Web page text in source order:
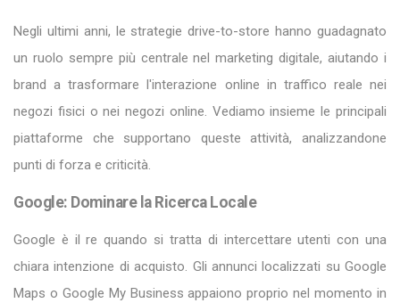
Negli ultimi anni, le strategie drive-to-store hanno guadagnato
un ruolo sempre più centrale nel marketing digitale, aiutando i
brand a trasformare l'interazione online in traffico reale nei
negozi fisici o nei negozi online. Vediamo insieme le principali
piattaforme che supportano queste attività, analizzandone
punti di forza e criticità.
Google: Dominare la Ricerca Locale
Google è il re quando si tratta di intercettare utenti con una
chiara intenzione di acquisto. Gli annunci localizzati su Google
Maps o Google My Business appaiono proprio nel momento in